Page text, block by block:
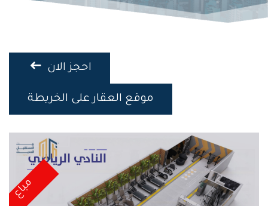
احجز الان
موقع العقار على الخريطة
مباع